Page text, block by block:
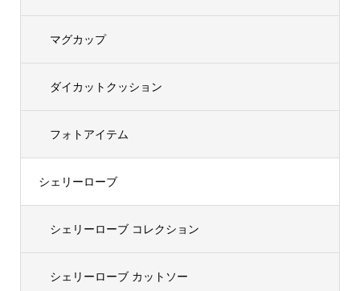
マグカップ
ダイカットクッション
フォトアイテム
シェリーローブ
シェリーローブ コレクション
シェリーローブ カットソー